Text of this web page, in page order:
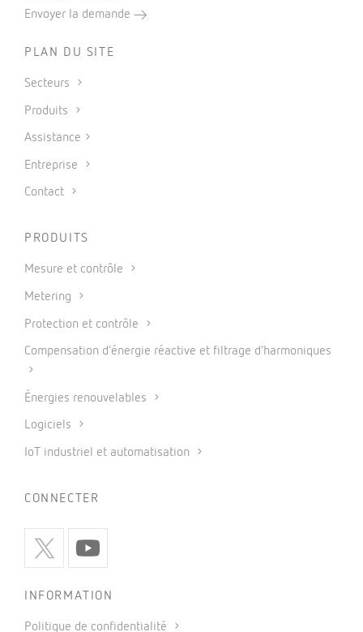
Envoyer la demande
PLAN DU SITE
Secteurs
Produits
Assistance
Entreprise
Contact
PRODUITS
Mesure et contrôle
Metering
Protection et contrôle
Compensation d’énergie réactive et filtrage d’harmoniques
Énergies renouvelables
Logiciels
IoT industriel et automatisation
CONNECTER
INFORMATION
Politique de confidentialité